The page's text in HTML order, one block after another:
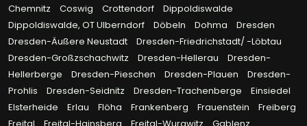
Chemnitz
Coswig Crottendorf
Dippoldiswalde
Dippoldiswalde, OT Ulberndorf
Döbeln Dohma
Dresden
Dresden-Äußere Neustadt
Dresden-Friedrichstadt/ -Löbtau
Dresden-Großzschachwitz
Dresden-Hellerau
Dresden-
Hellerberge
Dresden-Pieschen Dresden-Plauen
Dresden-
Prohlis
Dresden-Seidnitz Dresden-Trachenberge
Einsiedel
Elsterheide
Erlau Flöha Frankenberg Frauenstein
Freiberg